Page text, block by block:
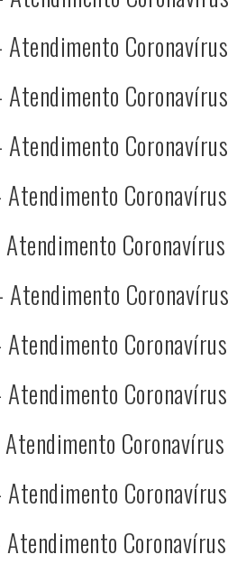
Coronavírus
Coronavírus
Coronavírus
Coronavírus
Coronavírus
Coronavírus
Coronavírus
Coronavírus
Coronavírus
Coronavírus
Coronavírus